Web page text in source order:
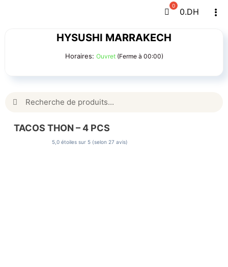
0.DH
HYSUSHI MARRAKECH
Horaires: Ouvret(Ferme à 00:00)
Rechercher:
TACOS THON – 4 PCS
5,0 étoiles sur 5 (selon 27 avis)